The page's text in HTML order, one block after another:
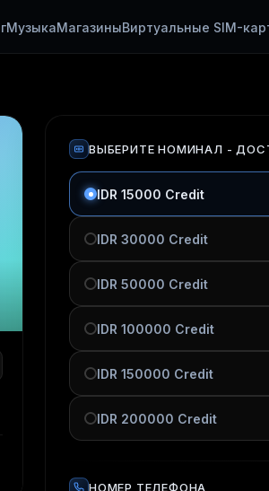
МузыкаМагазиныВиртуальные SIM-
ВЫБЕРИТЕ НОМИНАЛ -
IDR 15000 Credit
IDR 30000 Credit
IDR 50000 Credit
IDR 100000 Credit
IDR 150000 Credit
IDR 200000 Credit
НОМЕР ТЕЛЕФОНА